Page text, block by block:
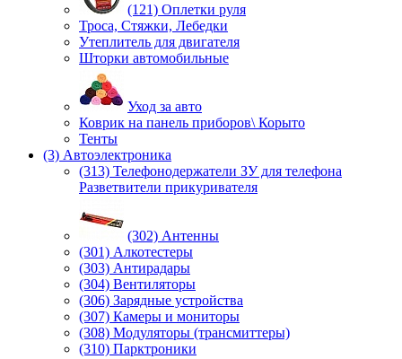
(121) Оплетки руля
Троса, Стяжки, Лебедки
Утеплитель для двигателя
Шторки автомобильные
Уход за авто
Коврик на панель приборов\ Корыто
Тенты
(3) Автоэлектроника
(313) Телефонодержатели ЗУ для телефона
Разветвители прикуривателя
(302) Антенны
(301) Алкотестеры
(303) Антирадары
(304) Вентиляторы
(306) Зарядные устройства
(307) Камеры и мониторы
(308) Модуляторы (трансмиттеры)
(310) Парктроники